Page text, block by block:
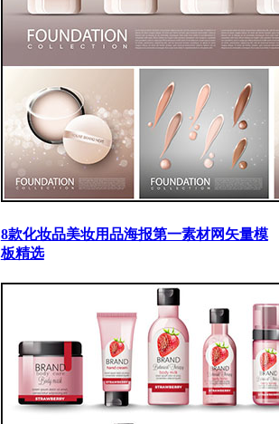
8款化妆品美妆用品海报第一素材网矢量模
板精选